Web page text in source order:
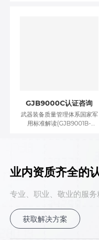
GJB9000C认证咨询
武器装备质量管理体系国家军
用标准解读(GJB9001B-
发布，2010年4月1日实施。北
京军友诚信质量认证有限公司
员的培训需求，帮助各武器装
确理解，并切实、有效贯彻
2009版质量管理体系国家军
用标准的内容，提高军工审核
业内资质齐全的
专业、职业、敬业的服务
获取解决方案